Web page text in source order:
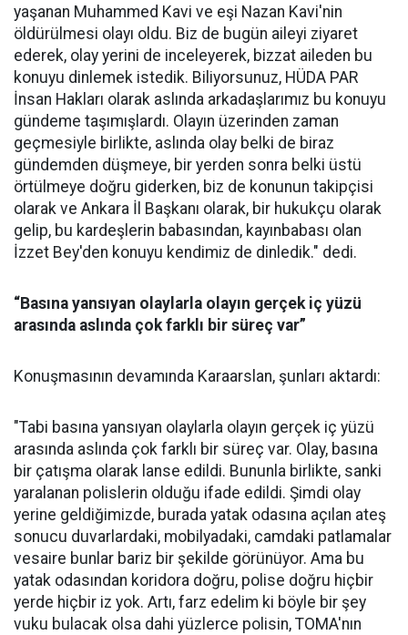
yaşanan Muhammed Kavi ve eşi Nazan Kavi'nin
öldürülmesi olayı oldu. Biz de bugün aileyi ziyaret
ederek, olay yerini de inceleyerek, bizzat aileden bu
konuyu dinlemek istedik. Biliyorsunuz, HÜDA PAR
İnsan Hakları olarak aslında arkadaşlarımız bu konuyu
gündeme taşımışlardı. Olayın üzerinden zaman
geçmesiyle birlikte, aslında olay belki de biraz
gündemden düşmeye, bir yerden sonra belki üstü
örtülmeye doğru giderken, biz de konunun takipçisi
olarak ve Ankara İl Başkanı olarak, bir hukukçu olarak
gelip, bu kardeşlerin babasından, kayınbabası olan
İzzet Bey'den konuyu kendimiz de dinledik." dedi.
“Basına yansıyan olaylarla olayın gerçek iç yüzü
arasında aslında çok farklı bir süreç var”
Konuşmasının devamında Karaarslan, şunları aktardı:
"Tabi basına yansıyan olaylarla olayın gerçek iç yüzü
arasında aslında çok farklı bir süreç var. Olay, basına
bir çatışma olarak lanse edildi. Bununla birlikte, sanki
yaralanan polislerin olduğu ifade edildi. Şimdi olay
yerine geldiğimizde, burada yatak odasına açılan ateş
sonucu duvarlardaki, mobilyadaki, camdaki patlamalar
vesaire bunlar bariz bir şekilde görünüyor. Ama bu
yatak odasından koridora doğru, polise doğru hiçbir
yerde hiçbir iz yok. Artı, farz edelim ki böyle bir şey
vuku bulacak olsa dahi yüzlerce polisin, TOMA'nın